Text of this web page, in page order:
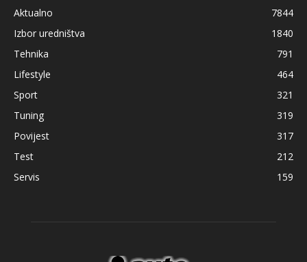
Aktualno
7844
Izbor uredništva
1840
Tehnika
791
Lifestyle
464
Sport
321
Tuning
319
Povijest
317
Test
212
Servis
159